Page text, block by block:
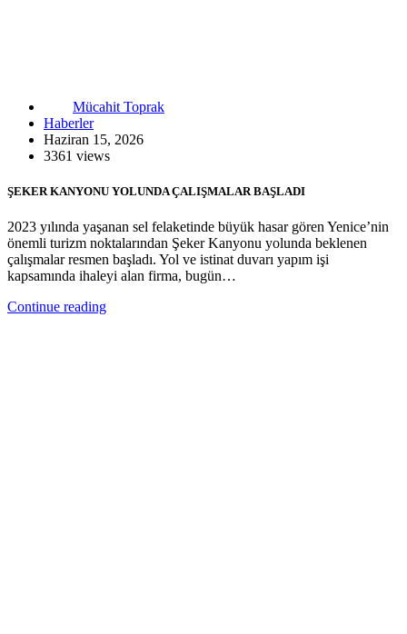
Mücahit Toprak
Haberler
Haziran 15, 2026
3361 views
ŞEKER KANYONU YOLUNDA ÇALIŞMALAR BAŞLADI
2023 yılında yaşanan sel felaketinde büyük hasar gören Yenice’nin
önemli turizm noktalarından Şeker Kanyonu yolunda beklenen
çalışmalar resmen başladı. Yol ve istinat duvarı yapım işi
kapsamında ihaleyi alan firma, bugün…
Continue reading